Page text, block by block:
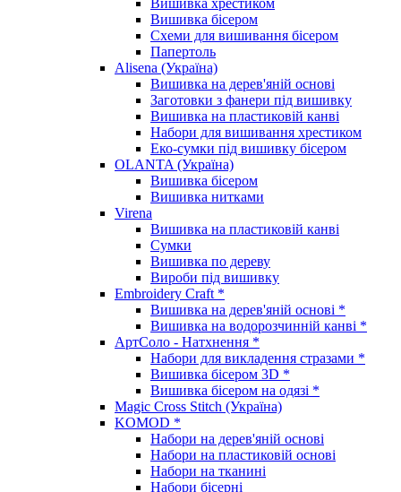
Вишивка бісером
Схеми для вишивання бісером
Папертоль
Alisena (Україна)
Вишивка на дерев'яній основі
Заготовки з фанери під вишивку
Вишивка на пластиковій канві
Набори для вишивання хрестиком
Еко-сумки під вишивку бісером
OLANTA (Україна)
Вишивка бісером
Вишивка нитками
Virena
Вишивка на пластиковій канві
Сумки
Вишивка по дереву
Вироби під вишивку
Embroidery Craft *
Вишивка на дерев'яній основі *
Вишивка на водорозчинній канві *
АртСоло - Натхнення *
Набори для викладення стразами *
Вишивка бісером 3D *
Вишивка бісером на одязі *
Magic Cross Stitch (Україна)
KOMOD *
Набори на дерев'яній основі
Набори на пластиковій основі
Набори на тканині
Набори бісерні